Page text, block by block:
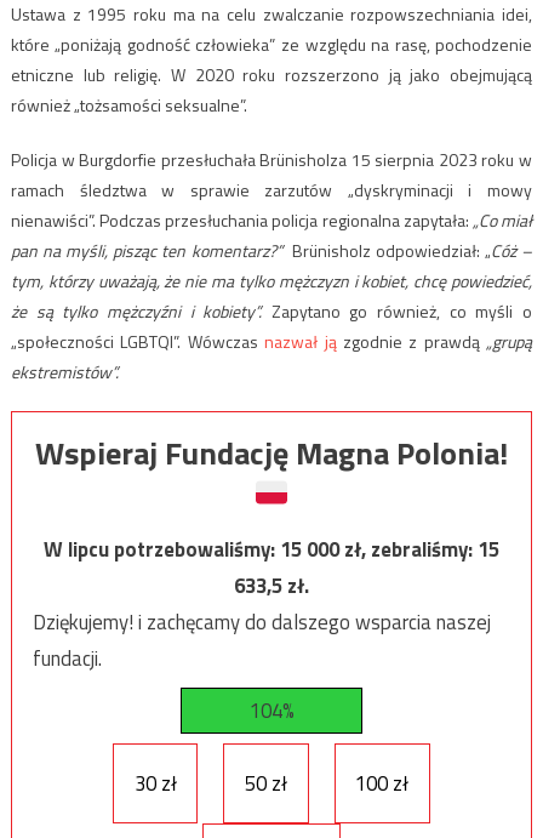
Ustawa z 1995 roku ma na celu zwalczanie rozpowszechniania idei,
które „poniżają godność człowieka” ze względu na rasę, pochodzenie
etniczne lub religię. W 2020 roku rozszerzono ją jako obejmującą
również „tożsamości seksualne”.
Policja w Burgdorfie przesłuchała Brünisholza 15 sierpnia 2023 roku w
ramach śledztwa w sprawie zarzutów „dyskryminacji i mowy
nienawiści”. Podczas przesłuchania policja regionalna zapytała:„Co miał
pan na myśli, pisząc ten komentarz?” Brünisholz odpowiedział: „Cóż –
tym, którzy uważają, że nie ma tylko mężczyzn i kobiet, chcę powiedzieć,
że są tylko mężczyźni i kobiety”. Zapytano go również, co myśli o
„społeczności LGBTQI”. Wówczasnazwał jązgodnie z prawdą„grupą
ekstremistów”.
Wspieraj Fundację Magna Polonia!
W lipcu potrzebowaliśmy:15 000zł, zebraliśmy:15
633,5zł.
Dziękujemy! i zachęcamy do dalszego wsparcia naszej
fundacji.
104%
30 zł 50 zł 100 zł